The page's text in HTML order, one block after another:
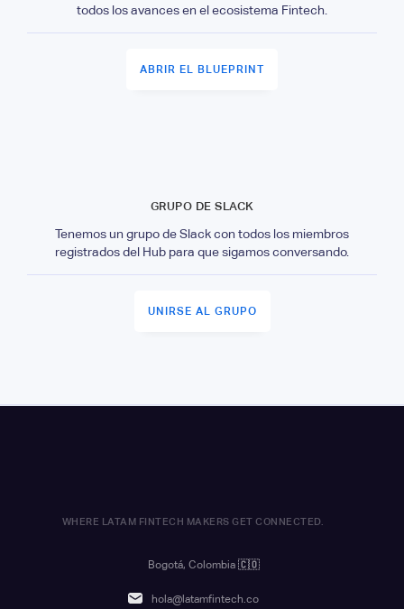
todos los avances en el ecosistema Fintech.
ABRIR EL BLUEPRINT
GRUPO DE SLACK
Tenemos un grupo de Slack con todos los miembros
registrados del Hub para que sigamos conversando.
UNIRSE AL GRUPO
WHERE LATAM FINTECH MAKERS GET CONNECTED.
Bogotá, Colombia 🇨🇴
hola@latamfintech.co